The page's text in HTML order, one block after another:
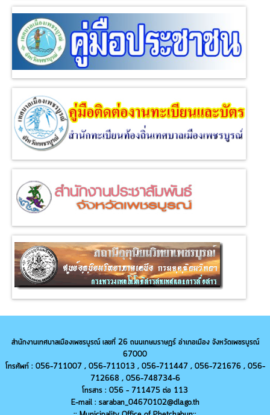
สำนักงานเทศบาลเมืองเพชรบูรณ์ เลขที่ 26 ถนนเกษมราษฎร์ อำเภอเมือง จังหวัดเพชรบูรณ์
67000
โทรศัพท์ : 056-711007 , 056-711013 , 056-711447 , 056-721676 , 056-
712668 , 056-748734-6
โทรสาร : 056 - 711475 ต่อ 113
E-mail : saraban_04670102@dla.go.th